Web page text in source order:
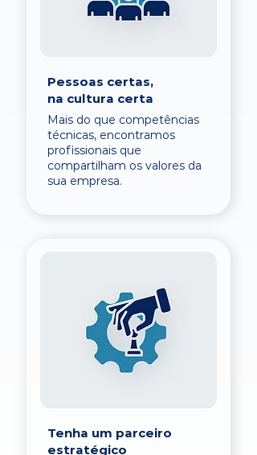
Pessoas certas,
na cultura certa
Mais do que competências
técnicas, encontramos
profissionais que
compartilham os valores da
sua empresa.
Tenha um parceiro
estratégico